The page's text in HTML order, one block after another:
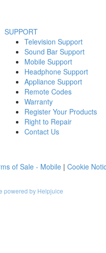
SUPPORT
Television Support
Sound Bar Support
Mobile Support
Headphone Support
Appliance Support
Remote Codes
Warranty
Register Your Products
Right to Repair
Contact Us
of Sale - Mobile| Cookie
powered by Helpjuice